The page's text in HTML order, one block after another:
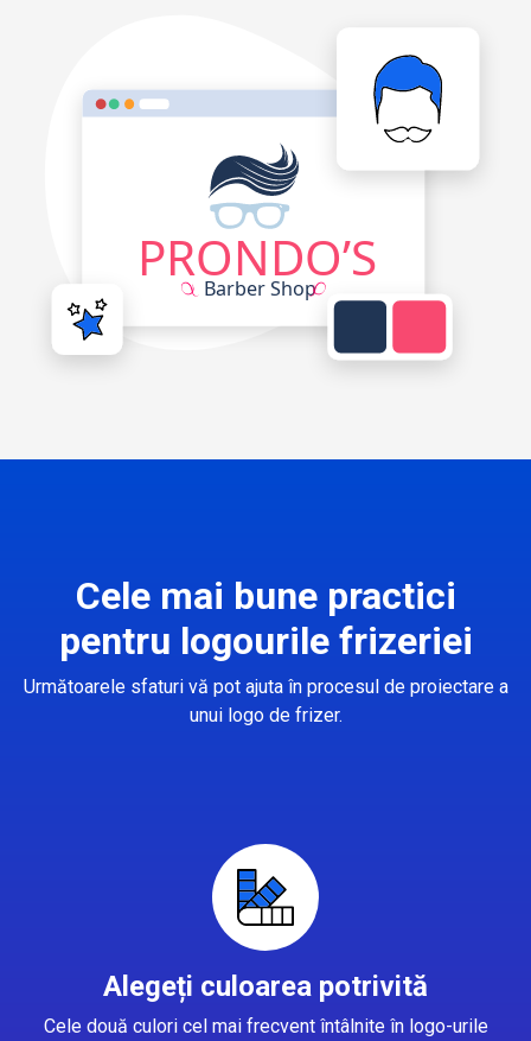
Cele mai bune practici
pentru logourile frizeriei
Următoarele sfaturi vă pot ajuta în procesul de proiectare a
unui logo de frizer.
Alegeți culoarea potrivită
Cele două culori cel mai frecvent întâlnite în logo-urile